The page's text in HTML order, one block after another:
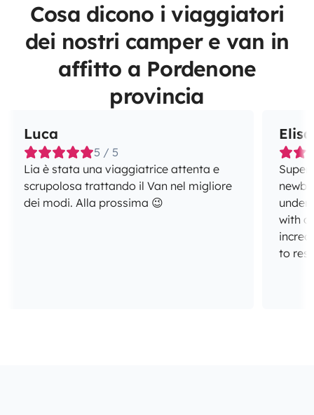
Cosa dicono i viaggiatori
dei nostri camper e van in
affitto a Pordenone
provincia
Luca
5 / 5
Lia è stata una viaggiatrice attenta e
scrupolosa trattando il Van nel migliore
dei modi. Alla prossima 😉
Elisa
newbies like
with
to